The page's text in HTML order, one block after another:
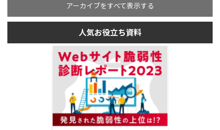
アーカイブをすべて表示する
人気お役立ち資料